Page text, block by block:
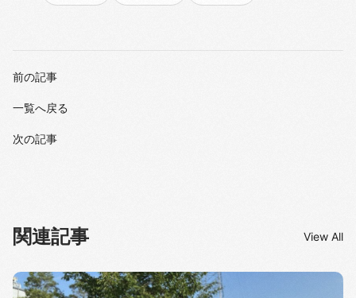
前の記事
一覧へ戻る
次の記事
関連記事 View All